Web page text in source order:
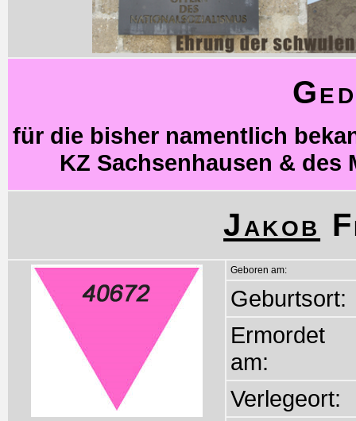
für die bisher namentlich
KZ Sachsenhausen & des
Jakob
Geboren am:
Geburtsort:
Ermordet
am:
Verlegeort: